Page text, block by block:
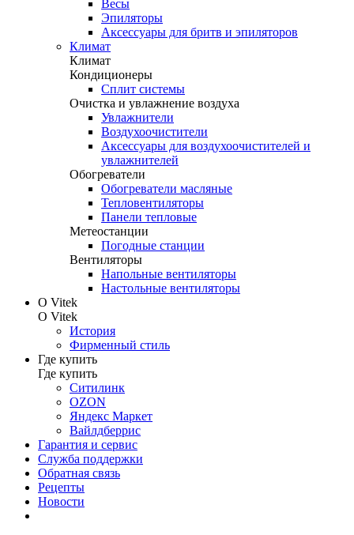
Весы
Эпиляторы
Аксессуары для бритв и эпиляторов
Климат
Климат
Кондиционеры
Сплит системы
Очистка и увлажнение воздуха
Увлажнители
Воздухоочистители
Аксессуары для воздухоочистителей и
увлажнителей
Обогреватели
Обогреватели масляные
Тепловентиляторы
Панели тепловые
Метеостанции
Погодные станции
Вентиляторы
Напольные вентиляторы
Настольные вентиляторы
О Vitek
О Vitek
История
Фирменный стиль
Где купить
Где купить
Ситилинк
OZON
Яндекс Маркет
Вайлдберрис
Гарантия и сервис
Служба поддержки
Обратная связь
Рецепты
Новости